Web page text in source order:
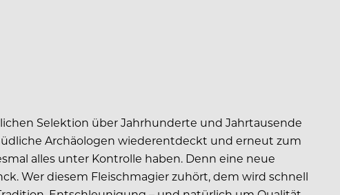
Selektion über Jahrhunderte und Jahrtausende
Archäologen wiederentdeckt und erneut zum
alles unter Kontrolle haben. Denn eine neue
Wer diesem Fleischmagier zuhört, dem wird schnell